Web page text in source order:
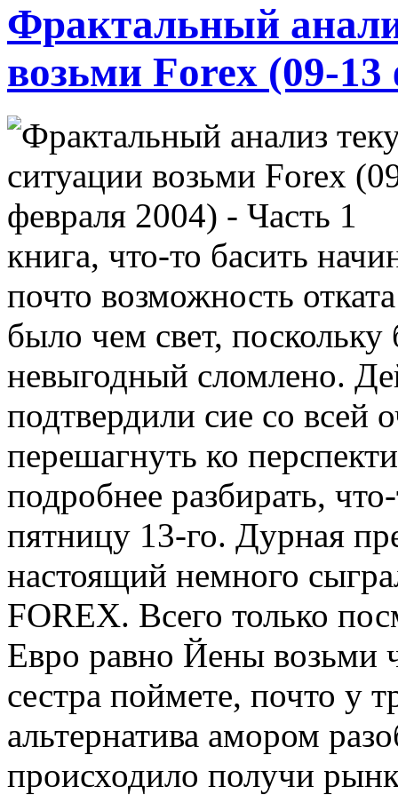
Фрактальный
возьми Forex (09-
книга, что-то басить
почто возможность
было чем свет,
невыгодный сломлено.
подтвердили сие со всей
перешагнуть ко
подробнее разбирать,
пятницу 13-го. Дурная
настоящий немного
FOREX. Всего только
Евро равно Йены возьми
сестра поймете, почто у
альтернатива амором
происходило получи